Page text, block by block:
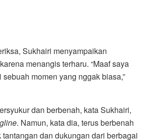
Sukhairi menyampaikan
menangis terharu. “Maaf saya
momen yang nggak biasa,”
dan berbenah, kata Sukhairi,
. Namun, kata dia, terus berbenah
dan dukungan dari berbagai